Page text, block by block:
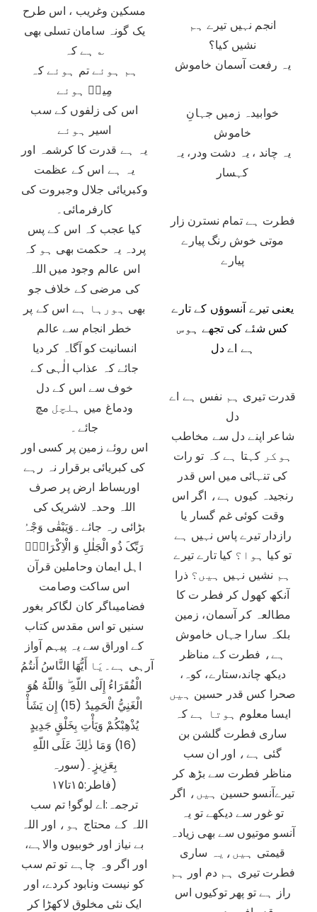
مسکین وغریب ، اس طرح
یک گونہ سامان تسلی بھی
ہے کہ ؎
ہم ہوئے تم ہوئے کہ
مِیرؔ ہوئے
اس کی زلفوں کے سب
اسیر ہوئے
یہ ہے قدرت کا کرشمہ اور
یہ ہے اس کے عظمت
وکبریائی جلال وجبروت کی
کارفرمائی۔
کیا عجب کہ اس کے پس
پردہ یہ حکمت بھی ہو کہ
اس عالم وجود میں اللہ
کی مرضی کے خلاف جو
بھی ہورہا ہے اس کے پر
خطر انجام سے عالم
انسانیت کو آگاہ کر دیا
جائے کہ عذاب الٰہی کے
خوف سے اس کے دل
ودماغ میں ہلچل مچ
جائے۔
اس روئے زمین پر کسی اور
کی کبریائی برقرار نہ رہے
اوربساط ارض پر صرف
اللہ وحدہ لاشریک کی
بڑائی رہ جائے۔وَیَبْقٰی وَجْہُ
رَبِّکَ ذُو الْجَلٰلِ وَ الْاِكْرَامِ۠
اہل ایمان وحاملین قرآن
اس ساکت وصامت
فضامیںاگر کان لگاکر بغور
سنیں تو اس مقدس کتاب
کے اوراق سے یہ پیہم آواز
آرہی ہے۔يَا أَيُّهَا النَّاسُ أَنتُمُ
الْفُقَرَاءُ إِلَى اللّهِ ۖ وَاللّهُ هُوَ
الْغَنِيُّ الْحَمِيدُ (15) إِن يَشَأْ
يُذْهِبْكُمْ وَيَأْتِ بِخَلْقٍ جَدِيدٍ
(16) وَمَا ذٰلِكَ عَلَى اللّهِ
بِعَزِيزٍ۔(سورہ
فاطر:۱۵تا۱۷)
ترجمہ:اے لوگو! تم سب
اللہ کے محتاج ہو، اور اللہ
بے نیاز اور خوبیوں والاہے،
اور اگر وہ چاہے تو تم سب
کو نیست ونابود کردے، اور
ایک نئی مخلوق لاکھڑا کر
انجم نہیں تیرے ہم
نشیں کیا؟
یہ رفعت آسمان خاموش
خوابیدہ زمیں جہانِ
خاموش
یہ چاند ، یہ دشت ودر، یہ
کہسار
فطرت ہے تمام نسترن زار
موتی خوش رنگ پیارے
پیارے
یعنی تیرے آنسوؤں کے تارے
کس شئے کی تجھے ہوس
ہے اے دل
قدرت تیری ہم نفس ہے اے
دل
شاعر اپنے دل سے مخاطب
ہوکر کہتا ہے کہ تو رات
کی تنہائی میں اس قدر
رنجیدہ کیوں ہے، اگر اس
وقت کوئی غم گسار یا
رازدار تیرے پاس نہیں ہے
تو کیا ہوا؟ کیا تارے تیرے
ہم نشیں نہیں ہیں؟ ذرا
آنکھ کھول کر فطر ت کا
مطالعہ کر آسمان، زمین
بلکہ سارا جہاں خاموش
ہے، فطرت کے مناظر
دیکھ چاند،ستارے، کوہ،
صحرا کس قدر حسین ہیں
ایسا معلوم ہوتا ہے کہ
ساری فطرت گلشن بن
گئی ہے، اور ان سب
مناظر فطرت سے بڑھ کر
تیرےآنسو حسین ہیں، اگر
تو غور سے دیکھے تو یہ
آنسو موتیوں سے بھی زیادہ
قیمتی ہیں،یہ ساری
فطرت تیری ہم دم اور ہم
راز ہے تو پھر توکیوں اس